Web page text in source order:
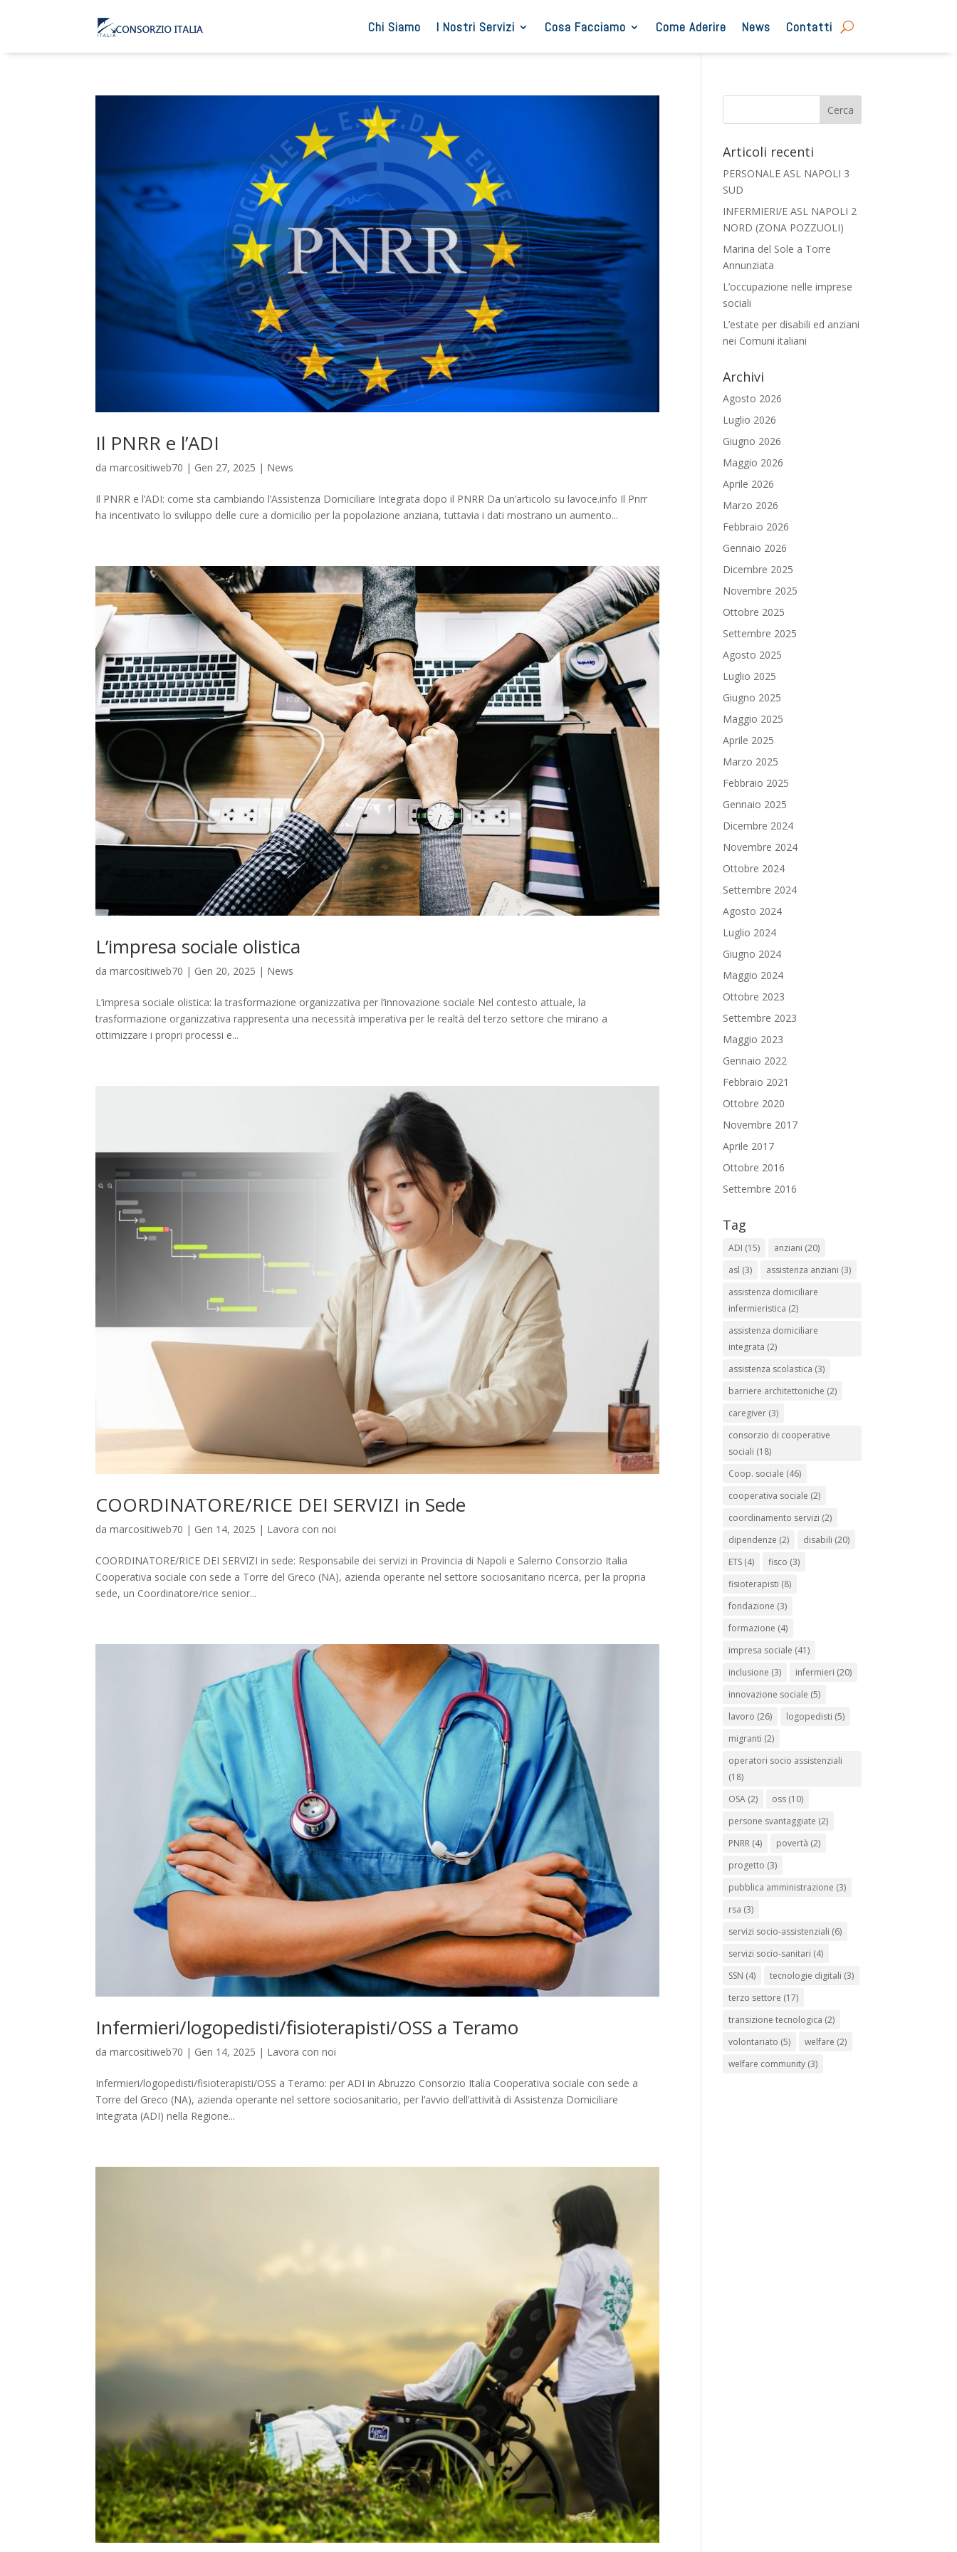
Chi Siamo I Nostri Servizi Cosa Facciamo Come Aderire News Contatti
Il PNRR e l’ADI
damarcositiweb70 | Gen 27, 2025 | News
Il PNRR e l’ADI: come sta cambiando l’Assistenza Domiciliare Integrata dopo il PNRR Da un’articolo su lavoce.info Il Pnrr
ha incentivato lo sviluppo delle cure a domicilio per la popolazione anziana, tuttavia i dati mostrano un aumento...
L’impresa sociale olistica
damarcositiweb70 | Gen 20, 2025 | News
L’impresa sociale olistica: la trasformazione organizzativa per l’innovazione sociale Nel contesto attuale, la
trasformazione organizzativa rappresenta una necessità imperativa per le realtà del terzo settore che mirano a
ottimizzare i propri processi e...
COORDINATORE/RICE DEI SERVIZI in Sede
damarcositiweb70 | Gen 14, 2025 | Lavora con noi
COORDINATORE/RICE DEI SERVIZI in sede: Responsabile dei servizi in Provincia di Napoli e Salerno Consorzio Italia
Cooperativa sociale con sede a Torre del Greco (NA), azienda operante nel settore sociosanitario ricerca, per la propria
sede, un Coordinatore/rice senior...
Infermieri/logopedisti/fisioterapisti/OSS a Teramo
damarcositiweb70 | Gen 14, 2025 | Lavora con noi
Infermieri/logopedisti/fisioterapisti/OSS a Teramo: per ADI in Abruzzo Consorzio Italia Cooperativa sociale con sede a
Torre del Greco (NA), azienda operante nel settore sociosanitario, per l’avvio dell’attività di Assistenza Domiciliare
Integrata (ADI) nella Regione...
Articoli recenti
PERSONALE ASL NAPOLI 3
SUD
INFERMIERI/E ASL NAPOLI 2
NORD (ZONA POZZUOLI)
Marina del Sole a Torre
Annunziata
L’occupazione nelle imprese
sociali
L’estate per disabili ed anziani
nei Comuni italiani
Archivi
Agosto 2026
Luglio 2026
Giugno 2026
Maggio 2026
Aprile 2026
Marzo 2026
Febbraio 2026
Gennaio 2026
Dicembre 2025
Novembre 2025
Ottobre 2025
Settembre 2025
Agosto 2025
Luglio 2025
Giugno 2025
Maggio 2025
Aprile 2025
Marzo 2025
Febbraio 2025
Gennaio 2025
Dicembre 2024
Novembre 2024
Ottobre 2024
Settembre 2024
Agosto 2024
Luglio 2024
Giugno 2024
Maggio 2024
Ottobre 2023
Settembre 2023
Maggio 2023
Gennaio 2022
Febbraio 2021
Ottobre 2020
Novembre 2017
Aprile 2017
Ottobre 2016
Settembre 2016
Tag
ADI (15) anziani (20)
asl (3) assistenza anziani (3)
assistenza domiciliare
infermieristica (2)
assistenza domiciliare
integrata (2)
assistenza scolastica (3)
barriere architettoniche (2)
caregiver (3)
consorzio di cooperative
sociali (18)
Coop. sociale (46)
cooperativa sociale (2)
coordinamento servizi (2)
dipendenze (2) disabili (20)
ETS (4) fisco (3)
fisioterapisti (8)
fondazione (3)
formazione (4)
impresa sociale (41)
inclusione (3) infermieri (20)
innovazione sociale (5)
lavoro (26) logopedisti (5)
migranti (2)
operatori socio assistenziali
(18)
OSA (2) oss (10)
persone svantaggiate (2)
PNRR (4) povertà (2)
progetto (3)
pubblica amministrazione (3)
rsa (3)
servizi socio-assistenziali (6)
servizi socio-sanitari (4)
SSN (4) tecnologie digitali (3)
terzo settore (17)
transizione tecnologica (2)
volontariato (5) welfare (2)
welfare community (3)